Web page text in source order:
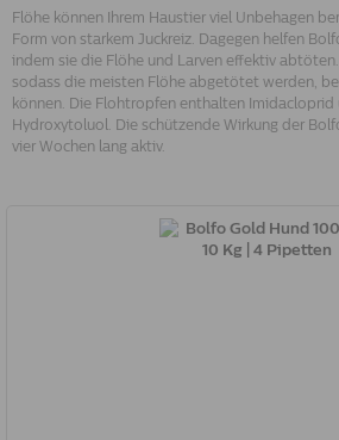
Flöhe können Ihrem Haustier viel Unbehagen
Form von starkem Juckreiz. Dagegen helfen
indem sie die Flöhe und Larven effektiv
sodass die meisten Flöhe abgetötet werden,
können. Die Flohtropfen enthalten
Hydroxytoluol. Die schützende Wirkung der
vier Wochen lang aktiv.